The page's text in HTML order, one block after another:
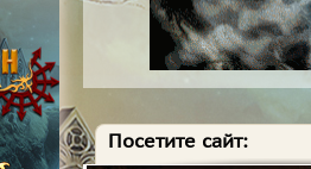
Посетите сайт: